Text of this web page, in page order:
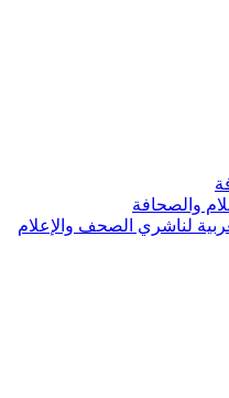
والصحافة
لناشري الصحف والإعلام